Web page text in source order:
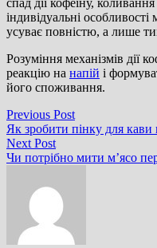
індивідуальні
усуває повністю, а лише
Розуміння механізмів дії
реакцію на напій і
його споживання.
Навігація
записів
Previous PostPrevious
post:
Як зробити пінку для кави
Next PostNext
post:
Чи потрібно мити м’ясо